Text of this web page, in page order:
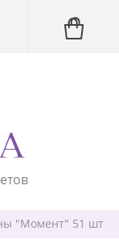
"Момент" 51 шт